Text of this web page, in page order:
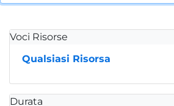
Voci Risorse
Qualsiasi Risorsa
Durata